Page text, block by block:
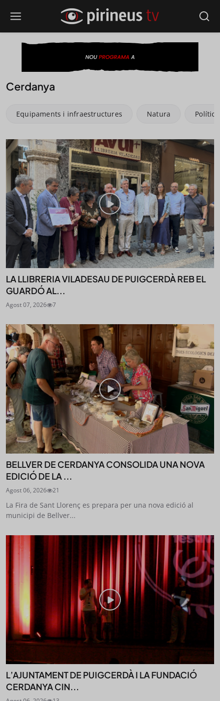
Cerdanya
Equipaments i infraestructures Natura Política
LA LLIBRERIA VILADESAU DE PUIGCERDÀ REB EL
GUARDÓ AL...
Agost 07, 2026 7
BELLVER DE CERDANYA CONSOLIDA UNA NOVA
EDICIÓ DE LA ...
Agost 06, 2026 21
La Fira de Sant Llorenç es prepara per una nova edició al
municipi de Bellver...
L’AJUNTAMENT DE PUIGCERDÀ I LA FUNDACIÓ
CERDANYA CIN...